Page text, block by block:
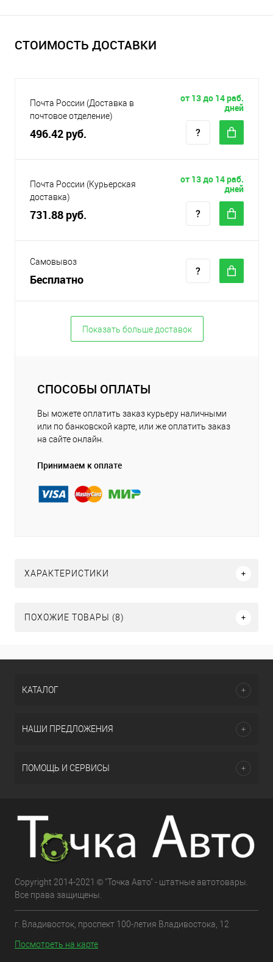
СТОИМОСТЬ ДОСТАВКИ
Почта России (Доставка в
почтовое отделение)
496.42 руб.
от 13 до 14 раб.
дней
Почта России (Курьерская
доставка)
731.88 руб.
от 13 до 14 раб.
дней
Самовывоз
Бесплатно
Показать больше доставок
СПОСОБЫ ОПЛАТЫ
Вы можете оплатить заказ курьеру наличными
или по банковской карте, или же оплатить заказ
на сайте онлайн.
Принимаем к оплате
ХАРАКТЕРИСТИКИ
ПОХОЖИЕ ТОВАРЫ (8)
КАТАЛОГ
НАШИ ПРЕДЛОЖЕНИЯ
ПОМОЩЬ И СЕРВИСЫ
Copyright 2014-2021 © "Точка Авто" - штатные автотовары.
Все права защищены.
г. Владивосток, проспект 100-летия Владивостока, 12
Посмотреть на карте